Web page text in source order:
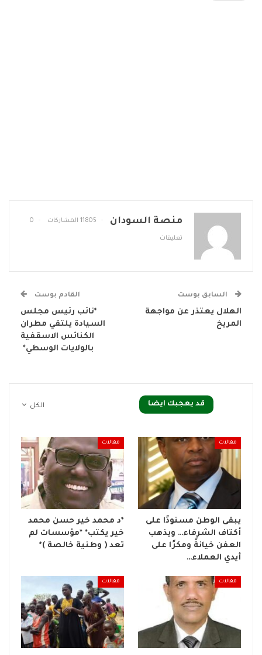
منصة السودان 11805 المشاركات 0
تعليقات
السابق بوست
الهلال يعتذر عن مواجهة
المريخ
القادم بوست
*نائب رئيس مجلس
السيادة يلتقي مطران
الكنائس الاسقفية
بالولايات الوسطي*
الكل قد يعجبك ايضا
مقالات
يبقى الوطن مسنودًا على
أكتاف الشرفاء… ويذهب
العفن خيانةً ومكرًا على
أيدي العملاء…
مقالات
*د محمد خير حسن محمد
خير يكتب* *مؤسسات لم
تعد ( وطنية خالصة )*
مقالات مقالات